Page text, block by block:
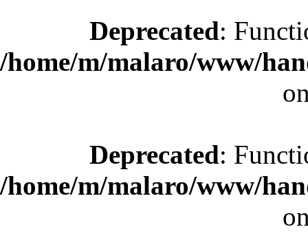
Deprecated:
/home/m/malaro/www/
Deprecated:
/home/m/malaro/www/